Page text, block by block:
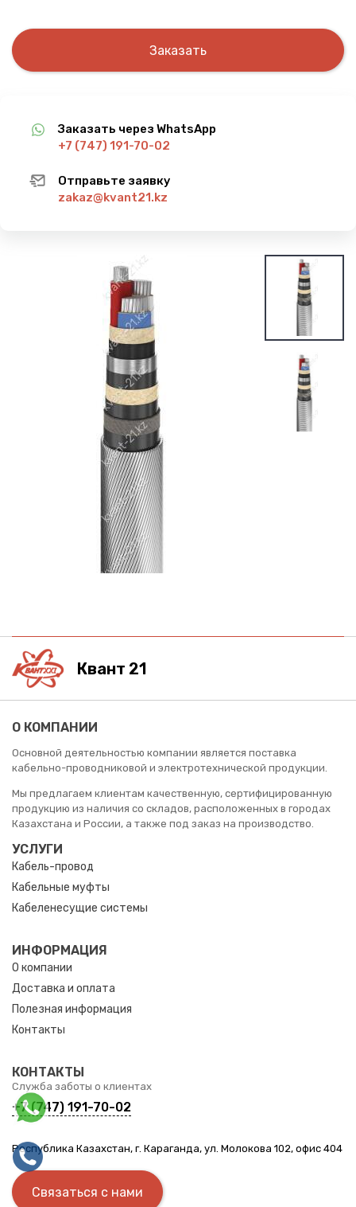
Заказать
Заказать через WhatsApp
+7 (747) 191-70-02
Отправьте заявку
zakaz@kvant21.kz
Квант 21
О КОМПАНИИ
Основной деятельностью компании является поставка
кабельно-проводниковой и электротехнической продукции.
Мы предлагаем клиентам качественную, сертифицированную
продукцию из наличия со складов, расположенных в городах
Казахстана и России, а также под заказ на производство.
УСЛУГИ
Кабель-провод
Кабельные муфты
Кабеленесущие системы
ИНФОРМАЦИЯ
О компании
Доставка и оплата
Полезная информация
Контакты
КОНТАКТЫ
Служба заботы о клиентах
+7 (747) 191-70-02
Республика Казахстан, г. Караганда, ул. Молокова 102, офис 404
Связаться с нами